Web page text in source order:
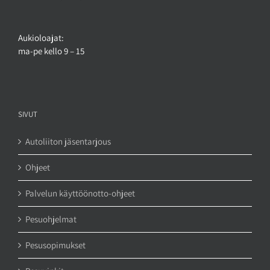
Aukioloajat:
ma-pe kello 9 – 15
SIVUT
Autoliiton jäsentarjous
Ohjeet
Palvelun käyttöönotto-ohjeet
Pesuohjelmat
Pesusopimukset